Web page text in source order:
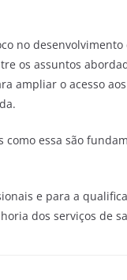
no desenvolvimento
os assuntos
ampliar o acesso
essa são
e para a
dos serviços de